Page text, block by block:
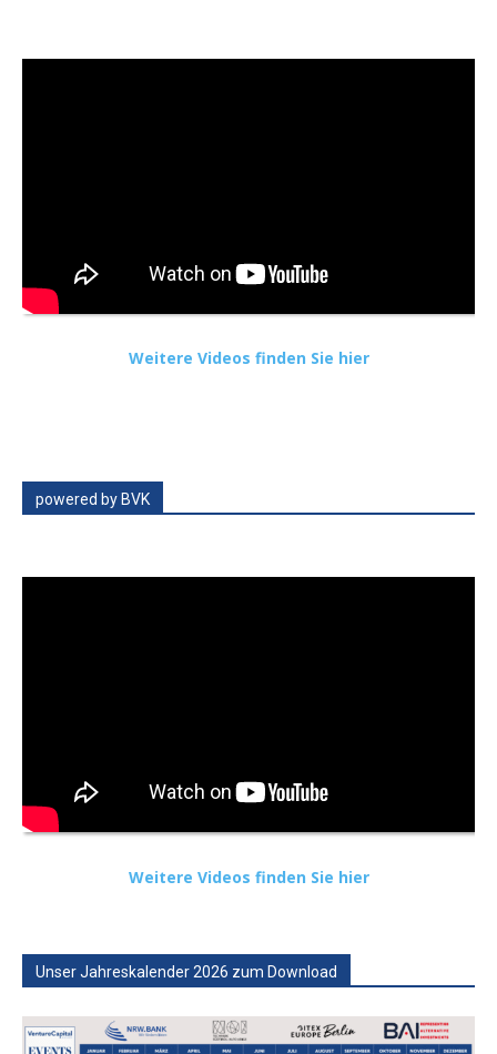
Weitere Videos finden Sie hier
powered by BVK
Weitere Videos finden Sie hier
Unser Jahreskalender 2026 zum Download